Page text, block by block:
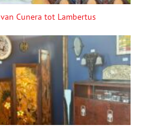
Cunera tot Lambertus